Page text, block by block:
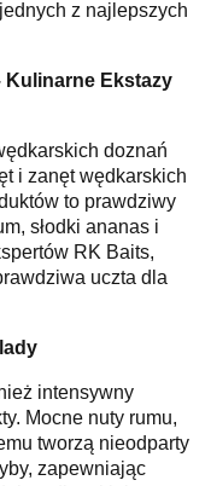
z najlepszych
Kulinarne Ekstazy
doznań
i zanęt wędkarskich
to prawdziwy
słodki ananas i
RK Baits,
uczta dla
intensywny
Mocne nuty rumu,
tworzą nieodparty
zapewniając